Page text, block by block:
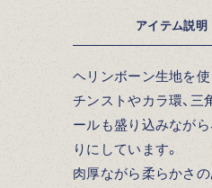
アイテム説明
ヘリンボーン生地を
チンストやカラ環、
ールも盛り込みなが
りにしています。
肉厚ながら柔らかさ